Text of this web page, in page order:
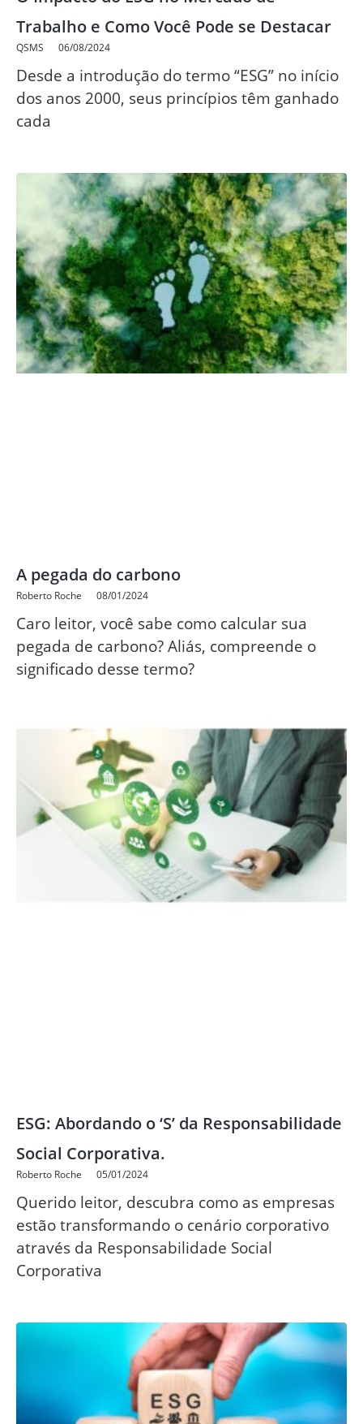
Trabalho e Como Você Pode se Destacar
QSMS 06/08/2024
Desde a introdução do termo “ESG” no início
dos anos 2000, seus princípios têm ganhado
cada
A pegada do carbono
Roberto Roche 08/01/2024
Caro leitor, você sabe como calcular sua
pegada de carbono? Aliás, compreende o
significado desse termo?
ESG: Abordando o ‘S’ da Responsabilidade
Social Corporativa.
Roberto Roche 05/01/2024
Querido leitor, descubra como as empresas
estão transformando o cenário corporativo
através da Responsabilidade Social
Corporativa